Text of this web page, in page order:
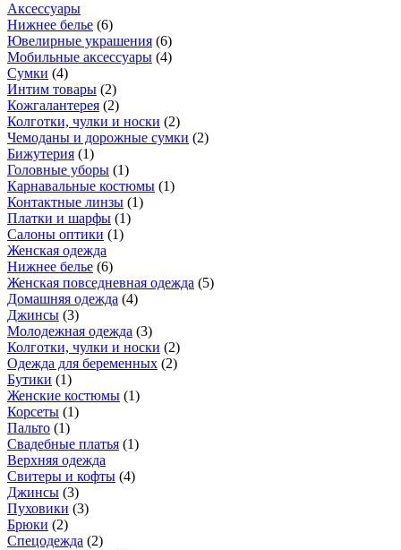
Аксессуары
Нижнее белье (6)
Ювелирные украшения (6)
Мобильные аксессуары (4)
Сумки (4)
Интим товары (2)
Кожгалантерея (2)
Колготки, чулки и носки (2)
Чемоданы и дорожные сумки (2)
Бижутерия (1)
Головные уборы (1)
Карнавальные костюмы (1)
Контактные линзы (1)
Платки и шарфы (1)
Салоны оптики (1)
Женская одежда
Нижнее белье (6)
Женская повседневная одежда (5)
Домашняя одежда (4)
Джинсы (3)
Молодежная одежда (3)
Колготки, чулки и носки (2)
Одежда для беременных (2)
Бутики (1)
Женские костюмы (1)
Корсеты (1)
Пальто (1)
Свадебные платья (1)
Верхняя одежда
Свитеры и кофты (4)
Джинсы (3)
Пуховики (3)
Брюки (2)
Спецодежда (2)